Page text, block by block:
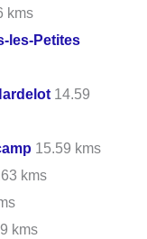
kms
les-Petites
14.59
15.59 kms
kms
kms